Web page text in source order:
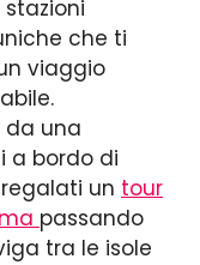
che ti
viaggio
da una
a bordo di
un tour
passando
tra le isole